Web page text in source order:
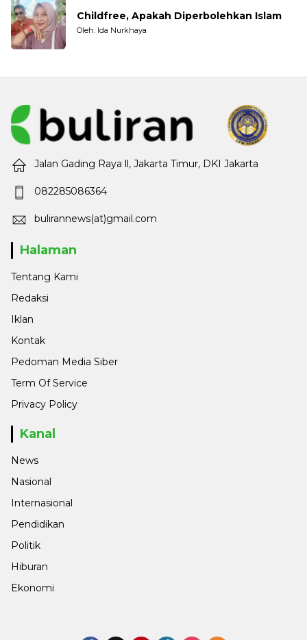
Childfree, Apakah Diperbolehkan Islam
Oleh: Ida Nurkhaya
Jalan Gading Raya ll, Jakarta Timur, DKI Jakarta
082285086364
bulirannews(at)gmail.com
Halaman
Tentang Kami
Redaksi
Iklan
Kontak
Pedoman Media Siber
Term Of Service
Privacy Policy
Kanal
News
Nasional
Internasional
Pendidikan
Politik
Hiburan
Ekonomi